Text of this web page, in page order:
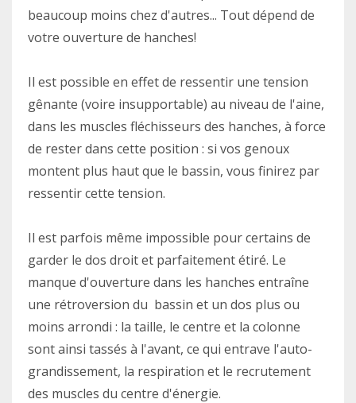
beaucoup moins chez d'autres... Tout dépend de
votre ouverture de hanches!
Il est possible en effet de ressentir une tension
gênante (voire insupportable) au niveau de l'aine,
dans les muscles fléchisseurs des hanches, à force
de rester dans cette position : si vos genoux
montent plus haut que le bassin, vous finirez par
ressentir cette tension.
Il est parfois même impossible pour certains de
garder le dos droit et parfaitement étiré. Le
manque d'ouverture dans les hanches entraîne
une rétroversion du bassin et un dos plus ou
moins arrondi : la taille, le centre et la colonne
sont ainsi tassés à l'avant, ce qui entrave l'auto-
grandissement, la respiration et le recrutement
des muscles du centre d'énergie.